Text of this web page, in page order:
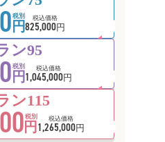
税別
円 税込価格
825,000円
ン95
税別
円 税込価格
1,045,000円
ン115
税別
円 税込価格
1,265,000円